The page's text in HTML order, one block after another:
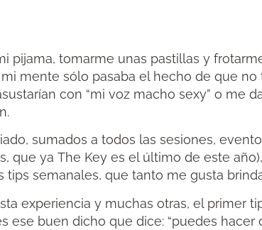
pijama, tomarme unas pastillas y
mente sólo pasaba el hecho de que
con “mi voz macho sexy” o me
sumados a todos las sesiones,
que ya The Key es el último de este
tips semanales, que tanto me gusta
experiencia y muchas otras, el primer
ese buen dicho que dice: “puedes